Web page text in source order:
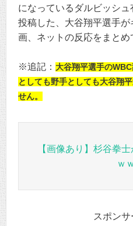
になっているダルビッシ
投稿した、大谷翔平選手
画、ネットの反応をまとめ
※追記： 大谷翔平選手の
としても野手としても大谷翔
せん。
【画像あり】杉谷拳
ｗ
スポンサ